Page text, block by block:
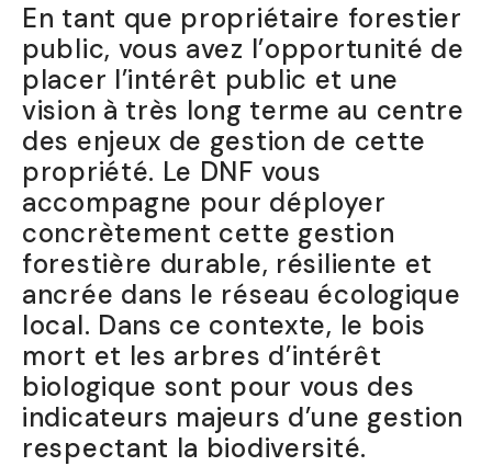
En tant que propriétaire forestier
public, vous avez l’opportunité de
placer l’intérêt public et une
vision à très long terme au centre
des enjeux de gestion de cette
propriété. Le DNF vous
accompagne pour déployer
concrètement cette gestion
forestière durable, résiliente et
ancrée dans le réseau écologique
local. Dans ce contexte, le bois
mort et les arbres d’intérêt
biologique sont pour vous des
indicateurs majeurs d’une gestion
respectant la biodiversité.